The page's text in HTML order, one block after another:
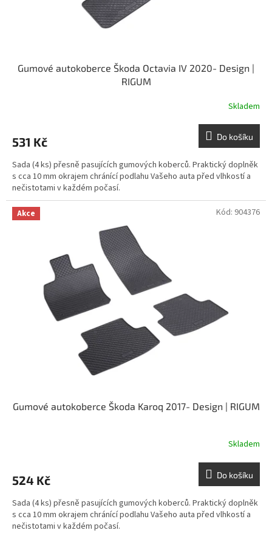
Gumové autokoberce Škoda Octavia IV 2020- Design |
RIGUM
Skladem
531 Kč Do košíku
Sada (4 ks) přesně pasujících gumových koberců. Praktický doplněk
s cca 10 mm okrajem chránící podlahu Vašeho auta před vlhkostí a
nečistotami v každém počasí.
Akce
Gumové autokoberce Škoda Karoq 2017- Design | RIGUM
Skladem
524 Kč Do košíku
Sada (4 ks) přesně pasujících gumových koberců. Praktický doplněk
s cca 10 mm okrajem chránící podlahu Vašeho auta před vlhkostí a
nečistotami v každém počasí.
Kód: 904376